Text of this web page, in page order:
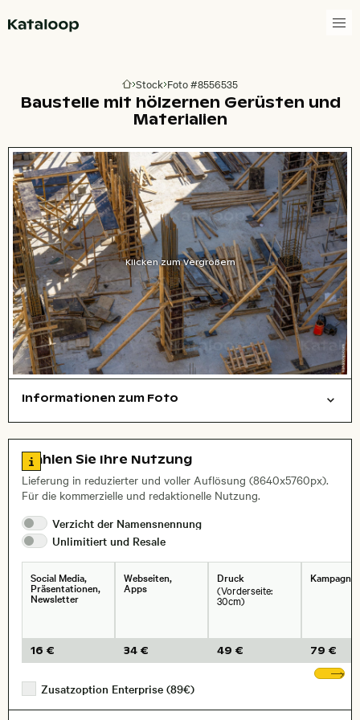
Zur Homepage
Stock Foto #8556535
Baustelle mit hölzernen Gerüsten und
Materialien
Klicken zum Vergrößern
Informationen zum Foto
, Objektiv
Zu den Lizenzinformationen springen
Wählen Sie Ihre Nutzung
Lieferung in reduzierter und voller Auflösung (8640x5760px).
Für die kommerzielle und redaktionelle Nutzung.
Verzicht der Namensnennung
Unlimitiert und Resale
Social Media,
Präsentationen,
Newsletter
16 €
Webseiten,
Apps
34 €
Druck
(Vorderseite:
30cm)
49 € 79 €
Zusatzoption Enterprise (89€)